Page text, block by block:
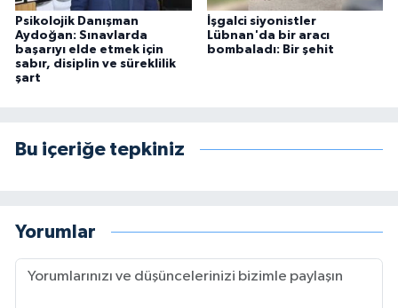
Psikolojik Danışman
Aydoğan: Sınavlarda
başarıyı elde etmek için
sabır, disiplin ve süreklilik
şart
İşgalci siyonistler
Lübnan'da bir aracı
bombaladı: Bir şehit
Bu içeriğe tepkiniz
Yorumlar